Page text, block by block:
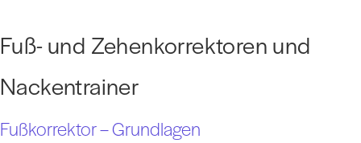
Fuß- und Zehenkorrektoren und
Nackentrainer
Fußkorrektor – Grundlagen